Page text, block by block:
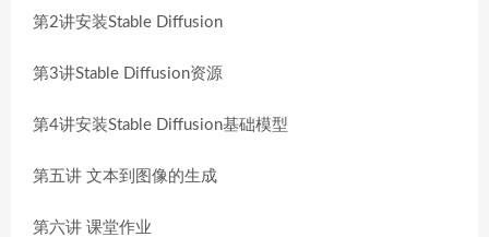
第2讲安装Stable Diffusion
第3讲Stable Diffusion资源
第4讲安装Stable Diffusion基础模型
第五讲 文本到图像的生成
第六讲 课堂作业